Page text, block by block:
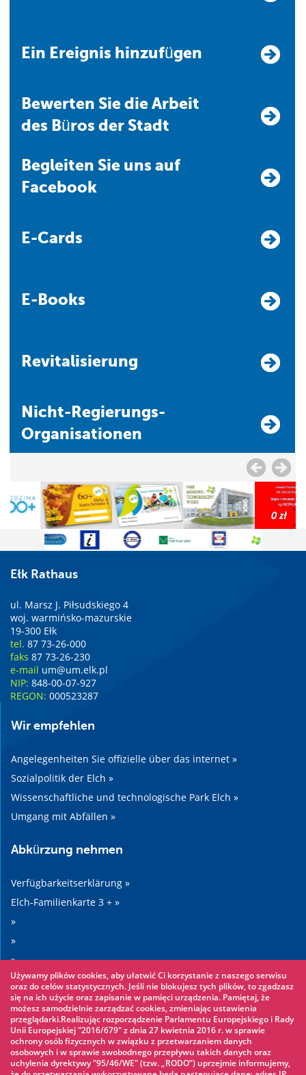
Ein Ereignis hinzufügen
Bewerten Sie die Arbeit
des Büros der Stadt
Begleiten Sie uns auf
Facebook
E-Cards
E-Books
Revitalisierung
Nicht-Regierungs-
Organisationen
Ełk Rathaus
ul. Marsz J. Piłsudskiego 4
woj. warmińsko-mazurskie
19-300 Ełk
tel. 87 73-26-000
faks 87 73-26-230
e-mail um@um.elk.pl
NIP: 848-00-07-927
REGON: 000523287
Wir empfehlen
Angelegenheiten Sie offizielle über das internet »
Sozialpolitik der Elch »
Wissenschaftliche und technologische Park Elch »
Umgang mit Abfällen »
Abkürzung nehmen
Verfügbarkeitserklärung »
Elch-Familienkarte 3 + »
»
»
»
»
Sehenswertes
Seilpark »
Wasserpark »
Używamy plików cookies, aby ułatwić Ci korzystanie z naszego serwisu
oraz do celów statystycznych. Jeśli nie blokujesz tych plików, to zgadzasz
się na ich użycie oraz zapisanie w pamięci urządzenia. Pamiętaj, że
możesz samodzielnie zarządzać cookies, zmieniając ustawienia
przeglądarki.Realizując rozporządzenie Parlamentu Europejskiego i Rady
Unii Europejskiej "2016/679" z dnia 27 kwietnia 2016 r. w sprawie
ochrony osób fizycznych w związku z przetwarzaniem danych
osobowych i w sprawie swobodnego przepływu takich danych oraz
uchylenia dyrektywy "95/46/WE" (tzw. „RODO”) uprzejmie informujemy,